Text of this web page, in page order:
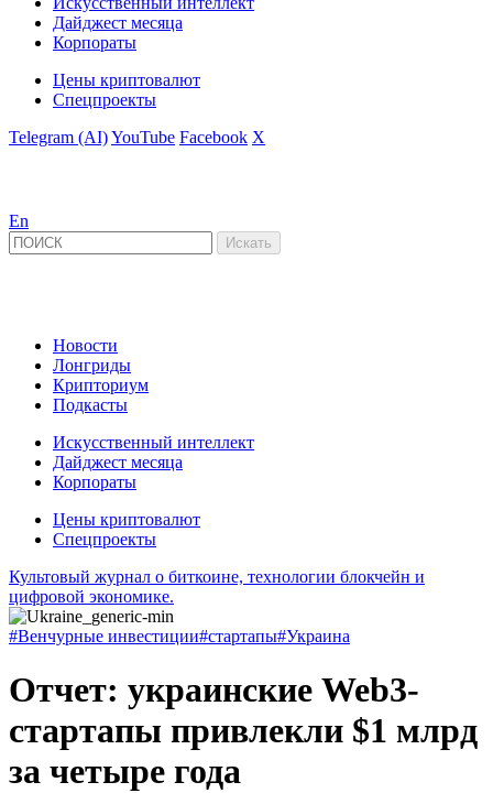
Дайджест месяца
Корпораты
Цены криптовалют
Спецпроекты
Telegram (AI)YouTube Facebook X
En
Новости
Лонгриды
Крипториум
Подкасты
Искусственный интеллект
Дайджест месяца
Корпораты
Цены криптовалют
Спецпроекты
Культовый журнал о биткоине, технологии блокчейн и
цифровой экономике.
#Венчурные инвестиции#стартапы#Украина
Отчет: украинские Web3-
стартапы привлекли $1 млрд
за четыре года